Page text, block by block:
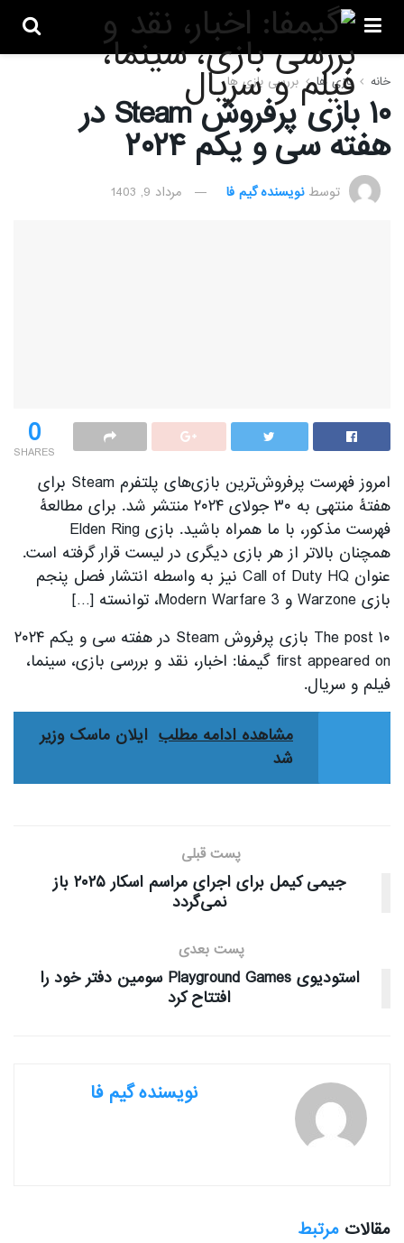
خانه بازی ها بررسی بازی ها
۱۰ بازی پرفروش Steam در
هفته سی‌ و یکم ۲۰۲۴
توسط نویسنده گیم فا مرداد 9, 1403
0
SHARES
امروز فهرست پرفروش‌ترین بازی‌های پلتفرم Steam برای
هفتۀ منتهی به ۳۰ جولای ۲۰۲۴ منتشر شد. برای مطالعۀ
فهرست مذکور، با ما همراه باشید. بازی Elden Ring
همچنان بالاتر از هر بازی دیگری در لیست قرار گرفته است.
عنوان Call of Duty HQ نیز به واسطه انتشار فصل پنجم
بازی Warzone و Modern Warfare 3، توانسته […]
The post ۱۰ بازی پرفروش Steam در هفته سی‌ و یکم ۲۰۲۴
first appeared on گیمفا: اخبار، نقد و بررسی بازی، سینما،
فیلم و سریال.
مشاهده ادامه مطلب ایلان ماسک وزیر
شد
پست قبلی
جیمی کیمل برای اجرای مراسم اسکار ۲۰۲۵ باز
نمی‌گردد
پست بعدی
استودیوی Playground Games سومین دفتر خود را
افتتاح کرد
نویسنده گیم فا
مقالات مرتبط